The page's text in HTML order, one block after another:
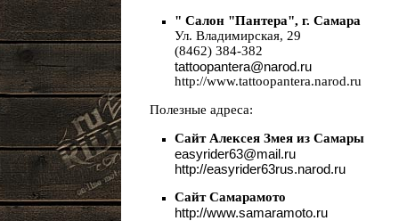
" Салон "Пантера", г. Самара
Ул. Владимирская, 29
(8462) 384-382
tattoopantera@narod.ru
http://www.tattoopantera.narod.ru
Полезные адреса:
Сайт Алексея Змея из Самары
easyrider63@mail.ru
http://easyrider63rus.narod.ru
Сайт Самарамото
http://www.samaramoto.ru